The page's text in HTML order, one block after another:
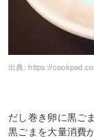
出典: https://
だし巻き卵に黒ご
黒ごまを大量消費